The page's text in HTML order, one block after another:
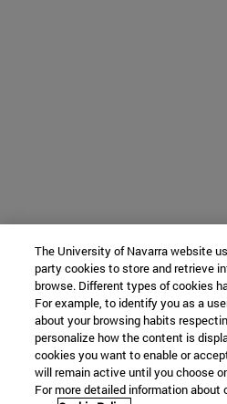
The University of Navarra website
party cookies to store and retrieve
browse. Different types of cookies
For example, to identify you as a
about your browsing habits
personalize how the content is
cookies you want to enable or
will remain active until you choose
For more detailed information about